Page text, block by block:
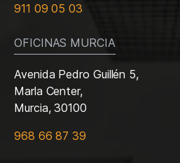
911 09 05 03
OFICINAS MURCIA
Avenida Pedro Guillén 5,
Marla Center,
Murcia, 30100
968 66 87 39